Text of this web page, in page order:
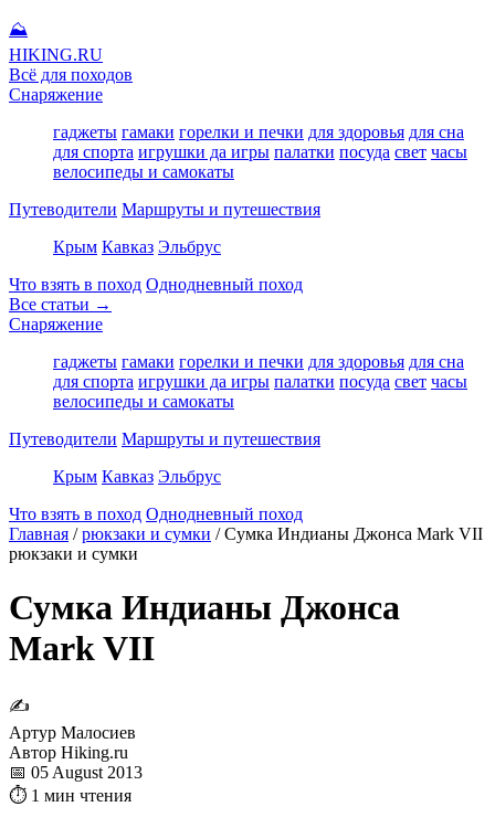
⛰
HIKING.RU
Всё для походов
Снаряжение
гаджеты гамаки горелки и печки для здоровья для сна
для спорта игрушки да игры палатки посуда свет часы
велосипеды и самокаты
Путеводители Маршруты и путешествия
Крым Кавказ Эльбрус
Что взять в поход Однодневный поход
Все статьи →
Снаряжение
гаджеты гамаки горелки и печки для здоровья для сна
для спорта игрушки да игры палатки посуда свет часы
велосипеды и самокаты
Путеводители Маршруты и путешествия
Крым Кавказ Эльбрус
Что взять в поход Однодневный поход
Главная / рюкзаки и сумки / Сумка Индианы Джонса Mark VII
рюкзаки и сумки
Сумка Индианы Джонса
Mark VII
✍
Артур Малосиев
Автор Hiking.ru
📅 05 August 2013
⏱ 1 мин чтения